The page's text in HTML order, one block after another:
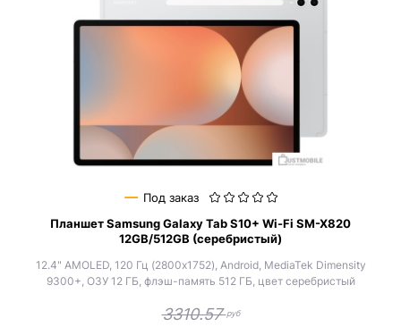
Под заказ
Планшет Samsung Galaxy Tab S10+ Wi-Fi SM-X820
12GB/512GB (серебристый)
12.4" AMOLED, 120 Гц (2800x1752), Android, MediaTek Dimensity
9300+, ОЗУ 12 ГБ, флэш-память 512 ГБ, цвет серебристый
3310.57руб